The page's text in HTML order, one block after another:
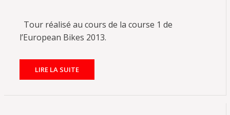
Tour réalisé au cours de la course 1 de
l’European Bikes 2013.
LIRE LA SUITE